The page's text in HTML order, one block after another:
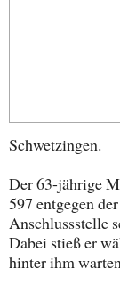
Schwetzingen.
Der 63-jährige
597 entgegen
Anschlussstelle
Dabei stieß er
hinter ihm